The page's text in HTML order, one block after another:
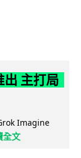
主打局
Imagine
全文